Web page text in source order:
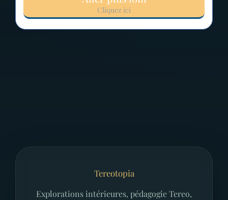
Cliquez ici
Tereotopia
Explorations intérieures, pédagogie Tereo,